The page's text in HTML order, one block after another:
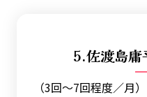
5.佐渡島庸
（3回〜7回程度／月）